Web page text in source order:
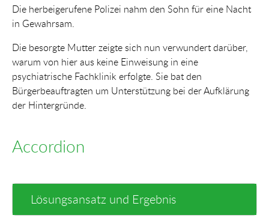
Die herbeigerufene Polizei nahm den Sohn für eine Nacht
in Gewahrsam.
Die besorgte Mutter zeigte sich nun verwundert darüber,
warum von hier aus keine Einweisung in eine
psychiatrische Fachklinik erfolgte. Sie bat den
Bürgerbeauftragten um Unterstützung bei der Aufklärung
der Hintergründe.
Accordion
Lösungsansatz und Ergebnis